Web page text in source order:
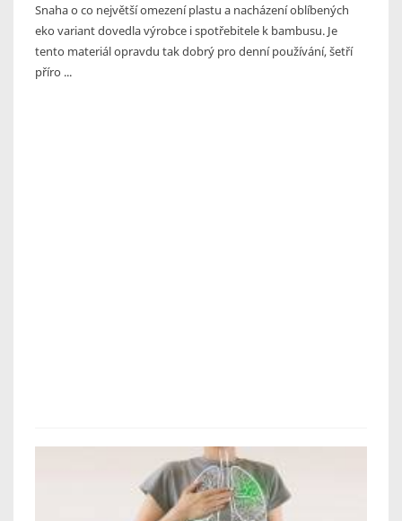
Snaha o co největší omezení plastu a nacházení oblíbených
eko variant dovedla výrobce i spotřebitele k bambusu. Je
tento materiál opravdu tak dobrý pro denní používání, šetří
příro ...